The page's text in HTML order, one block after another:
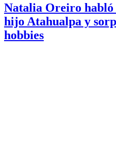
Natalia Oreiro habló
hijo Atahualpa y
hobbies